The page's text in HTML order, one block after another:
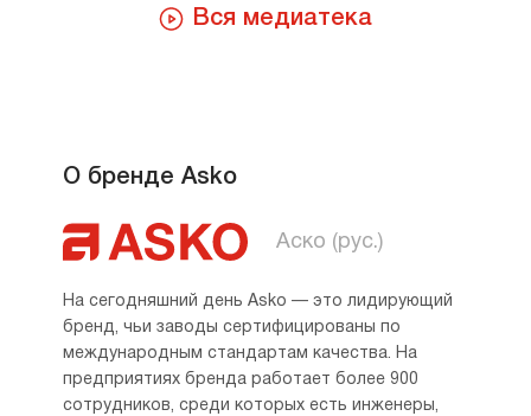
Вся медиатека
О бренде Asko
Аско (рус.)
На сегодняшний день Asko — это лидирующий
бренд, чьи заводы сертифицированы по
международным стандартам качества. На
предприятиях бренда работает более 900
сотрудников, среди которых есть инженеры,